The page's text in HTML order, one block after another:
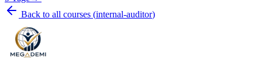
Back to all courses (internal-auditor)